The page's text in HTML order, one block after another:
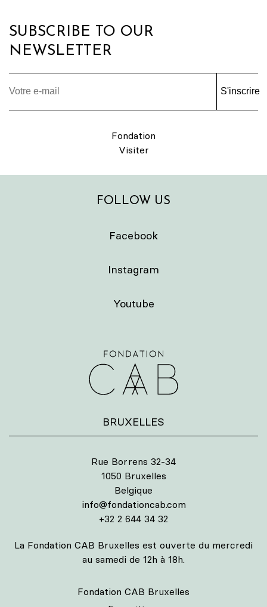
SUBSCRIBE TO OUR
NEWSLETTER
S'inscrire
Fondation
Visiter
FOLLOW US
Facebook
Instagram
Youtube
BRUXELLES
Rue Borrens 32-34
1050 Bruxelles
Belgique
info@fondationcab.com
+32 2 644 34 32
La Fondation CAB Bruxelles est ouverte du mercredi
au samedi de 12h à 18h.
Fondation CAB Bruxelles